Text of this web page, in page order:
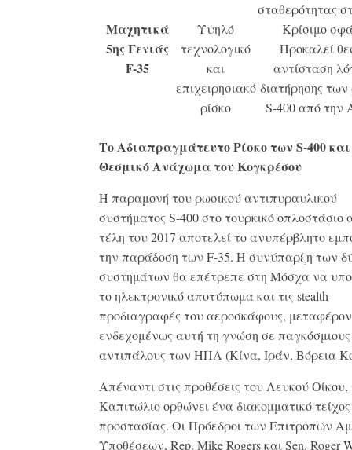
σταθερότητας
Μαχητικά
5ης Γενιάς
F-35
Υψηλό
τεχνολογικό
και
επιχειρησιακό
ρίσκο
Κρίσιμο
Προκαλεί
αντίσταση
διατήρησης
S-400 από την
Το Αδιαπραγμάτευτο Ρίσκο των S-400
Θεσμικό Ανάχωμα του Κογκρέσου
Η παραμονή του ρωσικού αντιπυραυλικού
συστήματος S-400 στο τουρκικό οπλοστάσιο
τέλη του 2017 αποτελεί το ανυπέρβλητο
την παράδοση των F-35. Η συνύπαρξη των
συστημάτων θα επέτρεπε στη Μόσχα να
το ηλεκτρονικό αποτύπωμα και τις stealth
προδιαγραφές του αεροσκάφους,
ενδεχομένως αυτή τη γνώση σε παγκόσμιους
αντιπάλους των ΗΠΑ (Κίνα, Ιράν, Βόρεια
Απέναντι στις προθέσεις του Λευκού Οίκου,
Καπιτώλιο ορθώνει ένα διακομματικό τείχος
προστασίας. Οι Πρόεδροι των Επιτροπών
Υποθέσεων, Rep. Mike Rogers και Sen. Roger